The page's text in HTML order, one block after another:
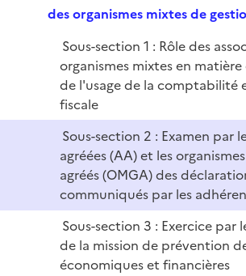
r i
r
e
l
i
e
r
des organismes mixtes de
Sous-section 1 : Rôle des
organismes mixtes en
de l'usage de la comptabilité
fiscale
Sous-section 2 : Examen par
agréées (AA) et les
agréés (OMGA) des
communiqués par les
Sous-section 3 : Exercice par
de la mission de prévention
économiques et financières